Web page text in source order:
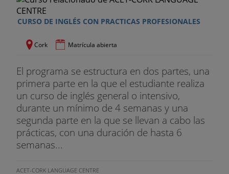
. Sesiones de orientación con el coordinador de las
prácticas para la búsqueda de la empresa.
El precio no incluye
. Billete de avión
. Seguro de viaje (opcional)
. Recogida en aeropuerto (opcional)
. Fianza de alojamiento (cuando proceda)
CURSO DE INGLÉS CON PRACTICAS PROFESIONALES
Cork Matrícula abierta
El programa se estructura en dos partes, una
primera parte en la que el estudiante realiza
un curso de inglés general o intensivo,
durante un mínimo de 4 semanas y una
segunda parte en la que se llevan a cabo las
prácticas, con una duración de hasta 6
semanas...
ACET-CORK LANGUAGE CENTRE